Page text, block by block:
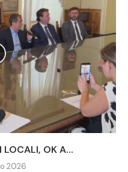
OK A...
2026